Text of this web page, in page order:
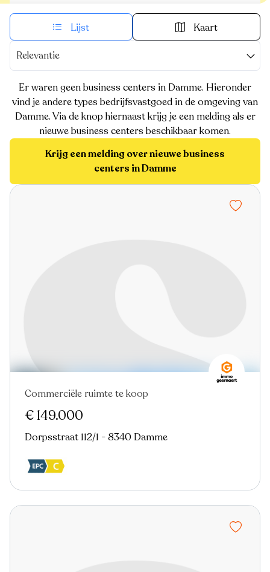
Lijst Kaart
Relevantie
Er waren geen business centers in Damme. Hieronder
vind je andere types bedrijfsvastgoed in de omgeving van
Damme. Via de knop hiernaast krijg je een melding als er
nieuwe business centers beschikbaar komen.
Krijg een melding over nieuwe business
centers in Damme
Commerciële ruimte te koop
€ 149.000
Dorpsstraat 112/1 - 8340 Damme